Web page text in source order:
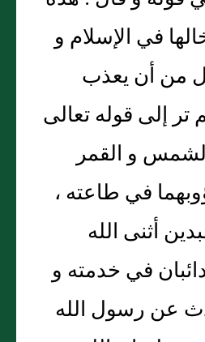
في الإسلام و
من أن يعذب
إلى قوله تعالى
و القمر
في طاعته ،
أثنى الله
في خدمته و
عن رسول الله